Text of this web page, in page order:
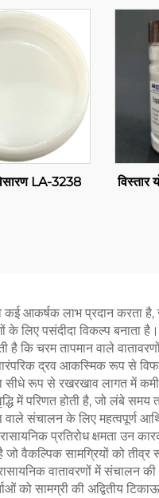
LA-3238
विस्तार
कई आकर्षक लाभ प्रदान करता है,
के लिए पसंदीदा विकल्प बनाता
है कि चरम तापमान वाले
द्रव आकस्मिक रूप से
सीधे रूप से रखरखाव लागत में
में परिणत होती है, जो लंबे समय
संचालन के लिए महत्वपूर्ण
प्रतिरोध क्षमता उन
जो वैकल्पिक सामग्रियों को
वातावरणों में संचालन
को सामग्री की अद्वितीय